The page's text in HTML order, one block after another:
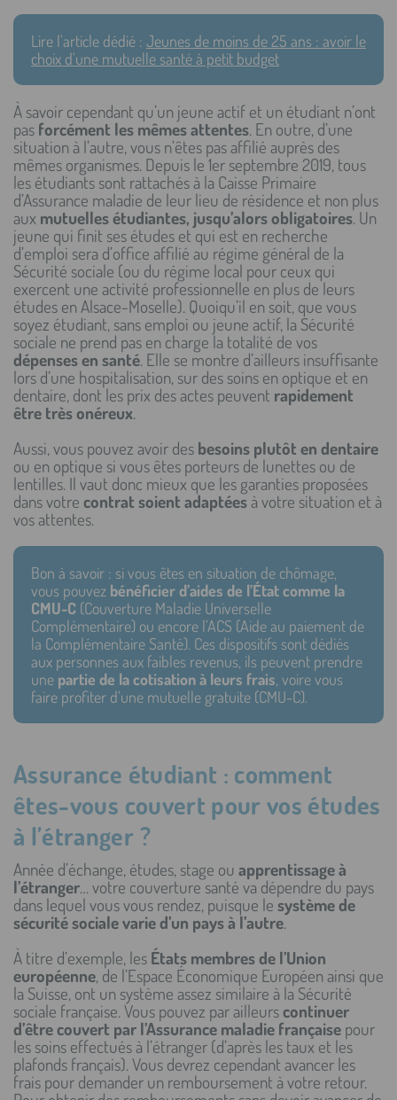
Lire l'article dédié : Jeunes de moins de 25 ans : avoir le
choix d'une mutuelle santé à petit budget
À savoir cependant qu’un jeune actif et un étudiant n’ont
pas forcément les mêmes attentes. En outre, d’une
situation à l’autre, vous n’êtes pas affilié auprès des
mêmes organismes. Depuis le 1er septembre 2019, tous
les étudiants sont rattachés à la Caisse Primaire
d’Assurance maladie de leur lieu de résidence et non plus
aux mutuelles étudiantes, jusqu’alors obligatoires. Un
jeune qui finit ses études et qui est en recherche
d’emploi sera d’office affilié au régime général de la
Sécurité sociale (ou du régime local pour ceux qui
exercent une activité professionnelle en plus de leurs
études en Alsace-Moselle). Quoiqu’il en soit, que vous
soyez étudiant, sans emploi ou jeune actif, la Sécurité
sociale ne prend pas en charge la totalité de vos
dépenses en santé. Elle se montre d’ailleurs insuffisante
lors d’une hospitalisation, sur des soins en optique et en
dentaire, dont les prix des actes peuvent rapidement
être très onéreux.
Aussi, vous pouvez avoir des besoins plutôt en dentaire
ou en optique si vous êtes porteurs de lunettes ou de
lentilles. Il vaut donc mieux que les garanties proposées
dans votre contrat soient adaptéesà votre situation et à
vos attentes.
Bon à savoir : si vous êtes en situation de chômage,
vous pouvez bénéficier d’aides de l’État comme la
CMU-C (Couverture Maladie Universelle
Complémentaire) ou encore l’ACS (Aide au paiement de
la Complémentaire Santé). Ces dispositifs sont dédiés
aux personnes aux faibles revenus, ils peuvent prendre
une partie de la cotisation à leurs frais, voire vous
faire profiter d’une mutuelle gratuite (CMU-C).
Assurance étudiant : comment
êtes-vous couvert pour vos études
à l’étranger ?
Année d’échange, études, stage ou apprentissage à
l’étranger… votre couverture santé va dépendre du pays
dans lequel vous vous rendez, puisque le système de
sécurité sociale varie d’un pays à l’autre.
À titre d’exemple, les États membres de l’Union
européenne, de l’Espace Économique Européen ainsi que
la Suisse, ont un système assez similaire à la Sécurité
sociale française. Vous pouvez par ailleurscontinuer
d’être couvert par l’Assurance maladie française pour
les soins effectués à l’étranger (d’après les taux et les
plafonds français). Vous devrez cependant avancer les
frais pour demander un remboursement à votre retour.